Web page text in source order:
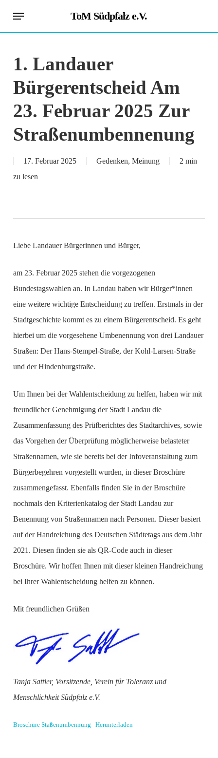
ToM Südpfalz e.V.
Menu
1. Landauer
Bürgerentscheid Am
23. Februar 2025 Zur
Straßenumbennenung
17. Februar 2025 Gedenken, Meinung
2 min
zu lesen
Liebe Landauer Bürgerinnen und Bürger,
am 23. Februar 2025 stehen die vorgezogenen
Bundestagswahlen an. In Landau haben wir Bürger*innen
eine weitere wichtige Entscheidung zu treffen. Erstmals in der
Stadtgeschichte kommt es zu einem Bürgerentscheid. Es geht
hierbei um die vorgesehene Umbenennung von drei Landauer
Straßen: Der Hans-Stempel-Straße, der Kohl-Larsen-Straße
und der Hindenburgstraße.
Um Ihnen bei der Wahlentscheidung zu helfen, haben wir mit
freundlicher Genehmigung der Stadt Landau die
Zusammenfassung des Prüfberichtes des Stadtarchives, sowie
das Vorgehen der Überprüfung möglicherweise belasteter
Straßennamen, wie sie bereits bei der Infoveranstaltung zum
Bürgerbegehren vorgestellt wurden, in dieser Broschüre
zusammengefasst. Ebenfalls finden Sie in der Broschüre
nochmals den Kriterienkatalog der Stadt Landau zur
Benennung von Straßennamen nach Personen. Dieser basiert
auf der Handreichung des Deutschen Städtetags aus dem Jahr
2021. Diesen finden sie als QR-Code auch in dieser
Broschüre. Wir hoffen Ihnen mit dieser kleinen Handreichung
bei Ihrer Wahlentscheidung helfen zu können.
Mit freundlichen Grüßen
Tanja Sattler, Vorsitzende, Verein für Toleranz und
Menschlichkeit Südpfalz e.V.
Broschüre Staßenumbennung Herunterladen